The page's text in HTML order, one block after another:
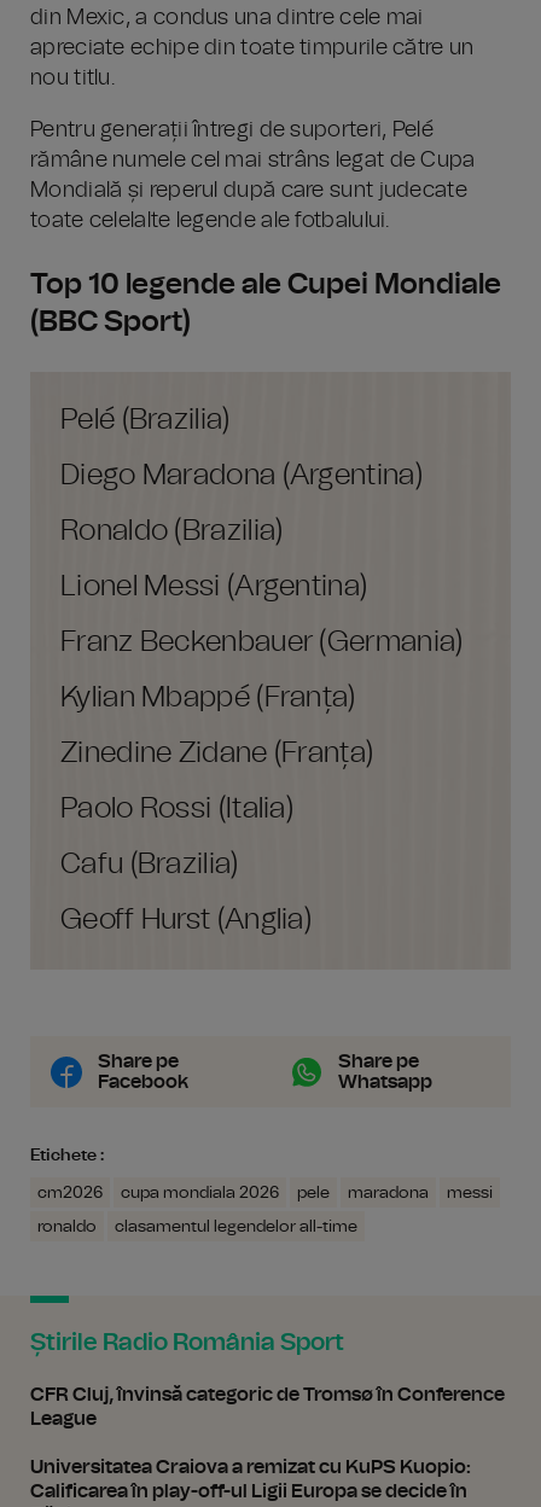
din Mexic, a condus una dintre cele mai
apreciate echipe din toate timpurile către un
nou titlu.
Pentru generații întregi de suporteri, Pelé
rămâne numele cel mai strâns legat de Cupa
Mondială și reperul după care sunt judecate
toate celelalte legende ale fotbalului.
Top 10 legende ale Cupei Mondiale
(BBC Sport)
Pelé (Brazilia)
Diego Maradona (Argentina)
Ronaldo (Brazilia)
Lionel Messi (Argentina)
Franz Beckenbauer (Germania)
Kylian Mbappé (Franța)
Zinedine Zidane (Franța)
Paolo Rossi (Italia)
Cafu (Brazilia)
Geoff Hurst (Anglia)
Share pe
Facebook
Share pe
Whatsapp
Etichete :
cm2026 cupa mondiala 2026 pele maradona
messi
ronaldo
clasamentul legendelor all-time
Știrile Radio România Sport
CFR Cluj, învinsă categoric de Tromsø în Conference
League
Universitatea Craiova a remizat cu KuPS Kuopio:
Calificarea în play-off-ul Ligii Europa se decide în